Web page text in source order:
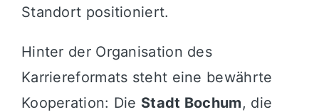
Standort positioniert.
Hinter der Organisation des
Karriereformats steht eine bewährte
Kooperation: Die Stadt Bochum, die